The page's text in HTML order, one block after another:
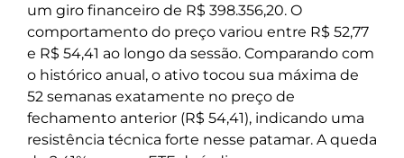
um giro financeiro de R$ 398.356,20. O
comportamento do preço variou entre R$ 52,77
e R$ 54,41 ao longo da sessão. Comparando com
o histórico anual, o ativo tocou sua máxima de
52 semanas exatamente no preço de
fechamento anterior (R$ 54,41), indicando uma
resistência técnica forte nesse patamar. A queda